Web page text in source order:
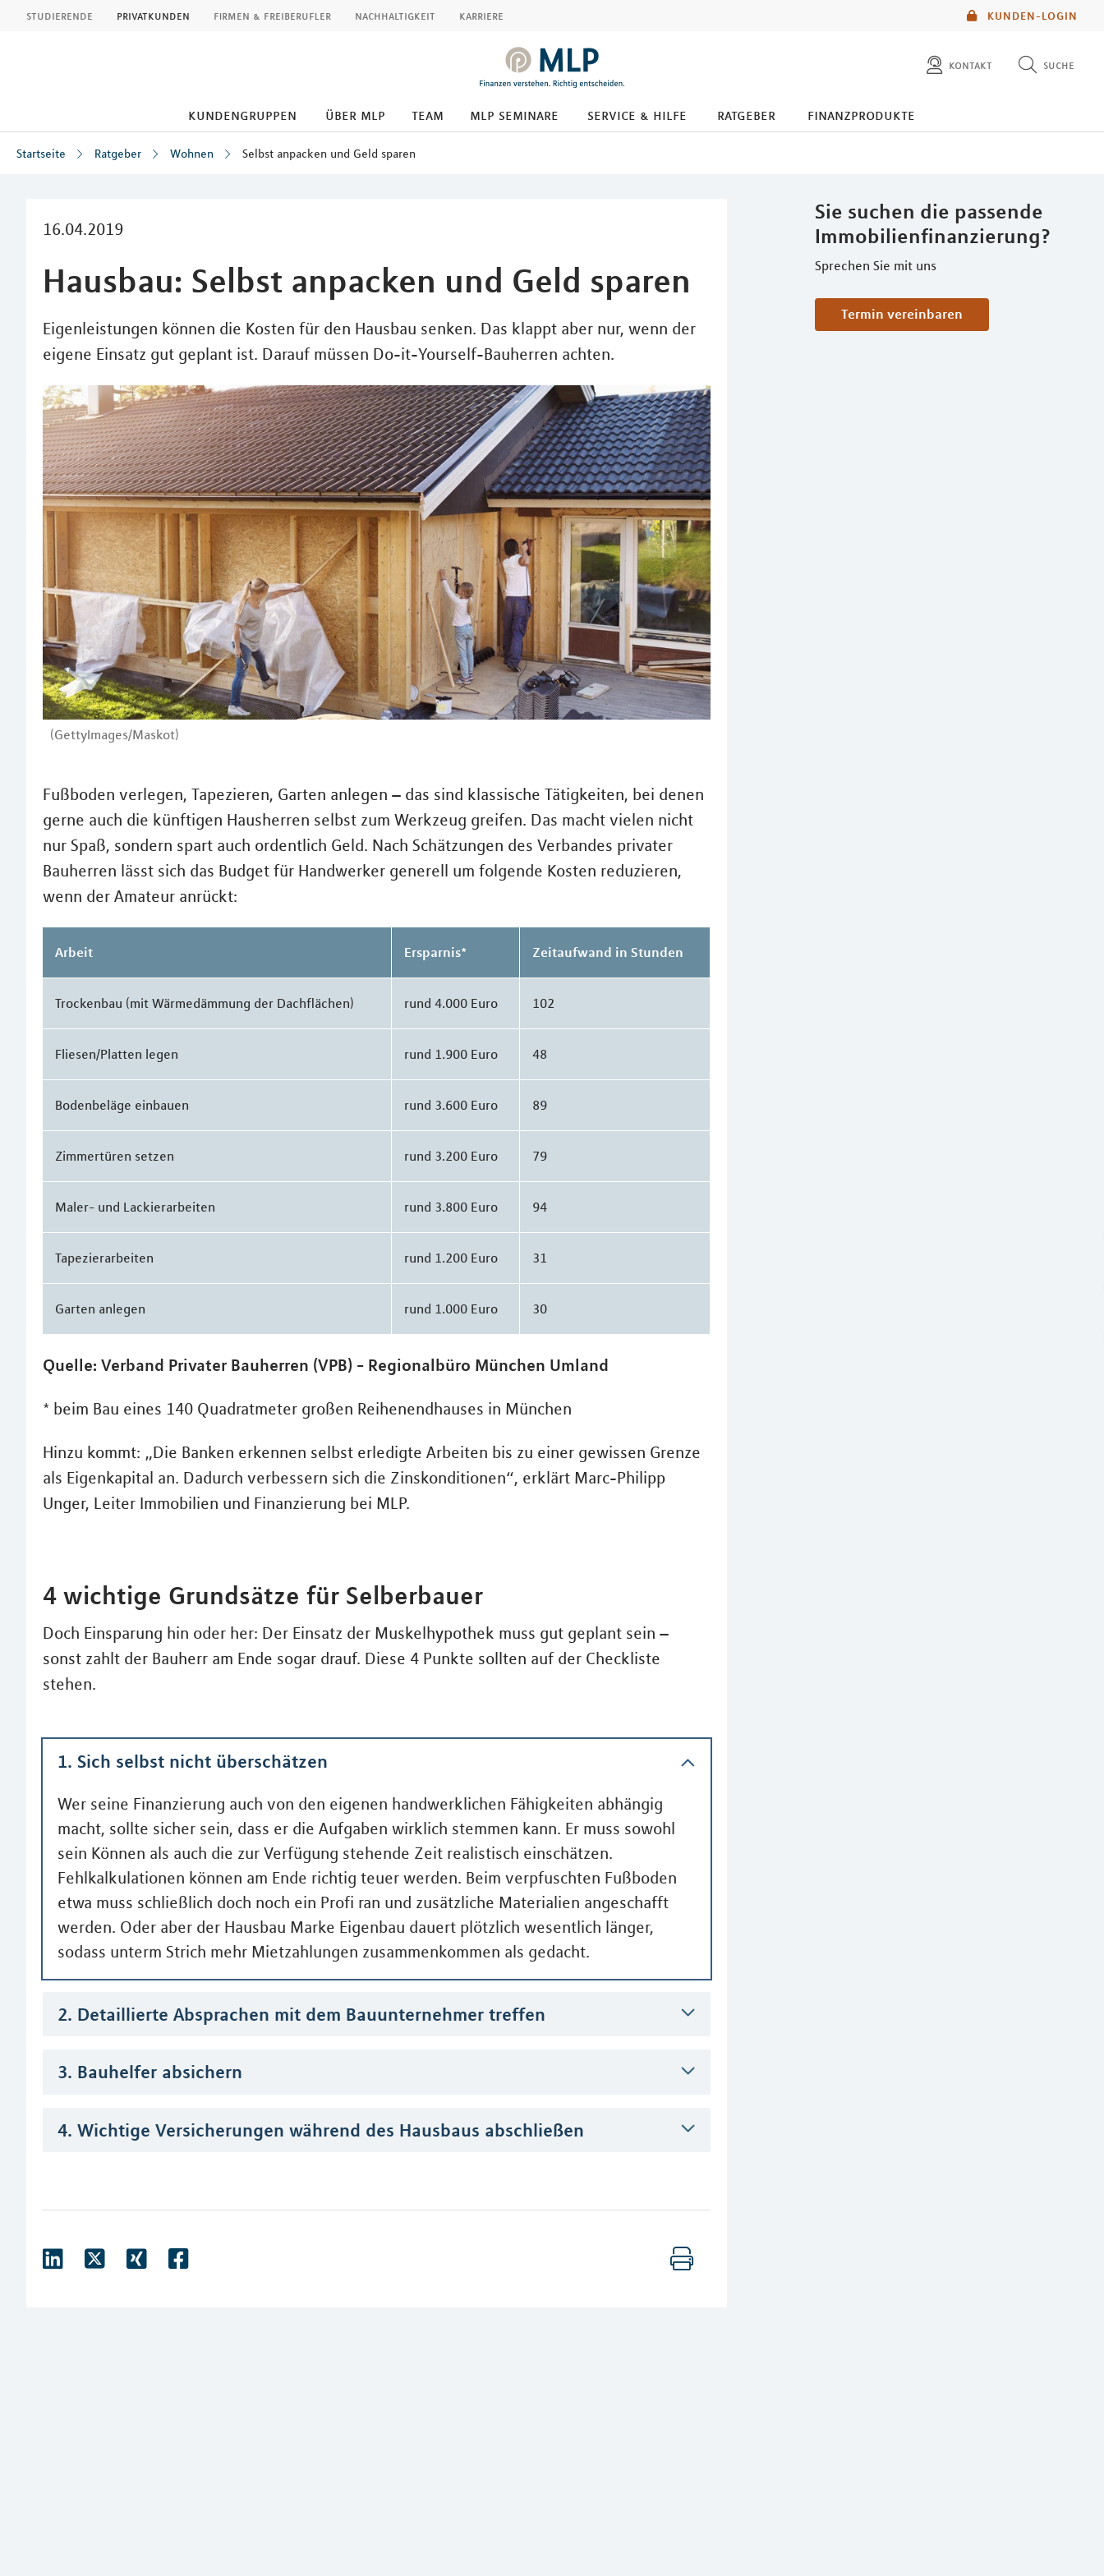
KUNDEN-LOGIN
studierende privatkunden firmen & freiberufler nachhaltigkeit karriere
kontakt suche
diese website durchsuchen
kundengruppen über mlp team mlp seminare service & hilfe ratgeber finanzprodukte
Startseite Ratgeber Wohnen Selbst anpacken und Geld sparen
16.04.2019
Hausbau: Selbst anpacken und Geld sparen
Eigenleistungen können die Kosten für den Hausbau senken. Das klappt aber nur, wenn der
eigene Einsatz gut geplant ist. Darauf müssen Do-it-Yourself-Bauherren achten.
(GettyImages/Maskot)
Sie suchen die passende
Immobilienfinanzierung?
Sprechen Sie mit uns
Termin vereinbaren
Fußboden verlegen, Tapezieren, Garten anlegen – das sind klassische Tätigkeiten, bei denen
gerne auch die künftigen Hausherren selbst zum Werkzeug greifen. Das macht vielen nicht
nur Spaß, sondern spart auch ordentlich Geld. Nach Schätzungen des Verbandes privater
Bauherren lässt sich das Budget für Handwerker generell um folgende Kosten reduzieren,
wenn der Amateur anrückt:
Arbeit Ersparnis* Zeitaufwand in Stunden
Trockenbau (mit Wärmedämmung der Dachflächen) rund 4.000 Euro 102
Fliesen/Platten legen rund 1.900 Euro 48
Bodenbeläge einbauen rund 3.600 Euro 89
Zimmertüren setzen rund 3.200 Euro 79
Maler- und Lackierarbeiten rund 3.800 Euro 94
Tapezierarbeiten rund 1.200 Euro 31
Garten anlegen rund 1.000 Euro 30
Quelle: Verband Privater Bauherren (VPB) - Regionalbüro München Umland
* beim Bau eines 140 Quadratmeter großen Reihenendhauses in München
Hinzu kommt: „Die Banken erkennen selbst erledigte Arbeiten bis zu einer gewissen Grenze
als Eigenkapital an. Dadurch verbessern sich die Zinskonditionen“, erklärt Marc-Philipp
Unger, Leiter Immobilien und Finanzierung bei MLP.
4 wichtige Grundsätze für Selberbauer
Doch Einsparung hin oder her: Der Einsatz der Muskelhypothek muss gut geplant sein –
sonst zahlt der Bauherr am Ende sogar drauf. Diese 4 Punkte sollten auf der Checkliste
stehen.
1. Sich selbst nicht überschätzen
Wer seine Finanzierung auch von den eigenen handwerklichen Fähigkeiten abhängig
macht, sollte sicher sein, dass er die Aufgaben wirklich stemmen kann. Er muss sowohl
sein Können als auch die zur Verfügung stehende Zeit realistisch einschätzen.
Fehlkalkulationen können am Ende richtig teuer werden. Beim verpfuschten Fußboden
etwa muss schließlich doch noch ein Profi ran und zusätzliche Materialien angeschafft
werden. Oder aber der Hausbau Marke Eigenbau dauert plötzlich wesentlich länger,
sodass unterm Strich mehr Mietzahlungen zusammenkommen als gedacht.
2. Detaillierte Absprachen mit dem Bauunternehmer treffen
3. Bauhelfer absichern
4. Wichtige Versicherungen während des Hausbaus abschließen